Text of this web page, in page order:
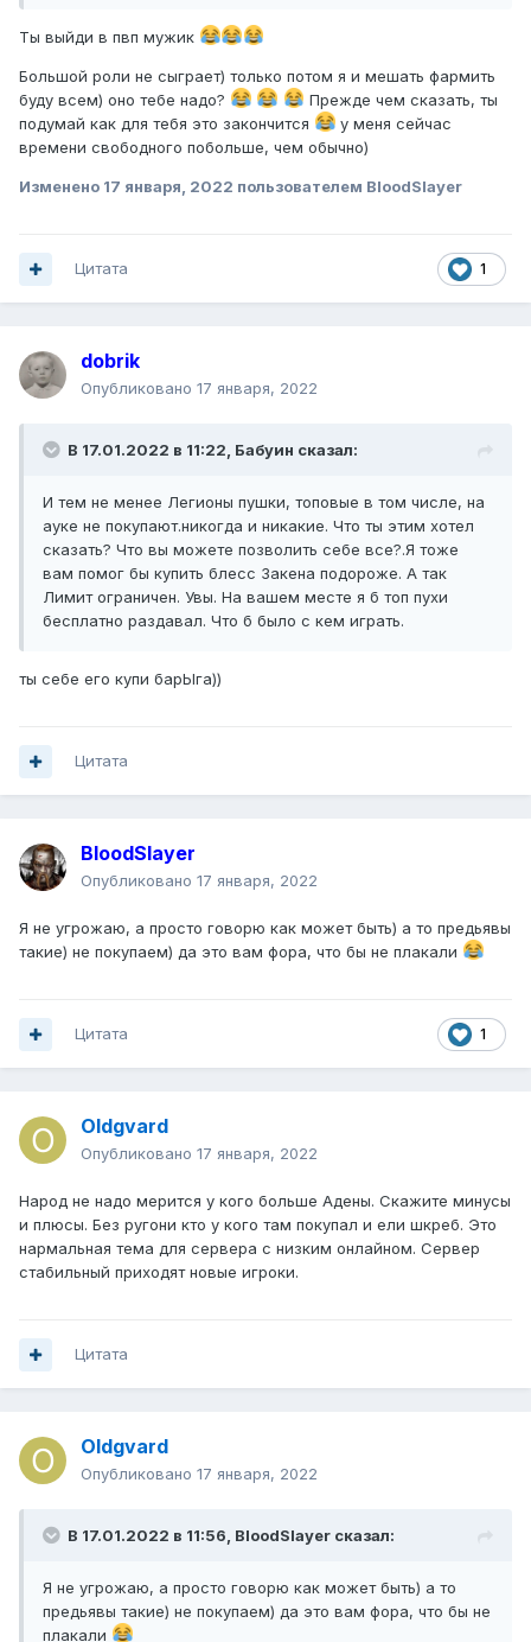
Ты выйди в пвп мужик
Большой роли не сыграет) только потом я и мешать фармить
буду всем) оно тебе надо?
Прежде чем сказать, ты
подумай как для тебя это закончится
у меня сейчас
времени свободного побольше, чем обычно)
Изменено 17 января, 2022 пользователем BloodSlayer
1
Цитата
dobrik
Опубликовано 17 января, 2022
В 17.01.2022 в 11:22, Бабуин сказал:
И тем не менее Легионы пушки, топовые в том числе, на
ауке не покупают.никогда и никакие. Что ты этим хотел
сказать? Что вы можете позволить себе все?.Я тоже
вам помог бы купить блесс Закена подороже. А так
Лимит ограничен. Увы. На вашем месте я б топ пухи
бесплатно раздавал. Что б было с кем играть.
ты себе его купи барЫга))
Цитата
BloodSlayer
Опубликовано 17 января, 2022
Я не угрожаю, а просто говорю как может быть) а то предьявы
такие) не покупаем) да это вам фора, что бы не плакали
1
Цитата
Oldgvard
Опубликовано 17 января, 2022
Народ не надо мерится у кого больше Адены. Скажите минусы
и плюсы. Без ругони кто у кого там покупал и ели шкреб. Это
нармальная тема для сервера с низким онлайном. Сервер
стабильный приходят новые игроки.
Цитата
Oldgvard
Опубликовано 17 января, 2022
В 17.01.2022 в 11:56, BloodSlayer сказал:
Я не угрожаю, а просто говорю как может быть) а то
предьявы такие) не покупаем) да это вам фора, что бы не
плакали